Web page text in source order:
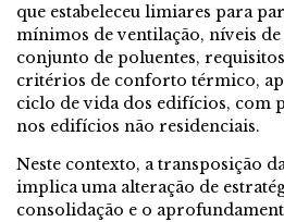
que estabeleceu limiares para
mínimos de ventilação, níveis
conjunto de poluentes,
critérios de conforto térmico,
ciclo de vida dos edifícios, com
nos edifícios não residenciais.
Neste contexto, a transposição
implica uma alteração de
consolidação e o